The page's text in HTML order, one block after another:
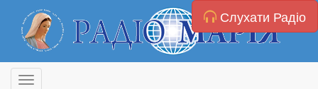
Слухати Радіо
Toggle navigation